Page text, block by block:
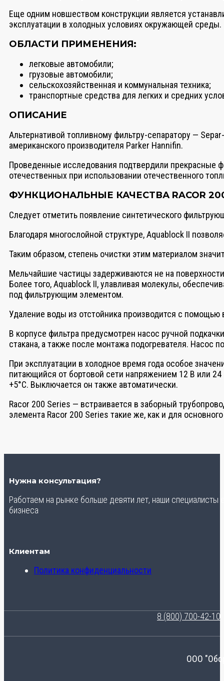
Еще одним новшеством конструкции является
эксплуатации в холодных условиях окружающей среды.
ОБЛАСТИ ПРИМЕНЕНИЯ:
легковые автомобили;
грузовые автомобили;
сельскохозяйственная и коммунальная техника;
транспортные средства для легких и средних
ОПИСАНИЕ
Альтернативой топливному фильтру-сепаратору —
американского производителя Parker Hannifin.
Проведенные исследования подтвердили прекрасные
отечественных при использовании отечественного
ФУНКЦИОНАЛЬНЫЕ КАЧЕСТВА RACOR
Следует отметить появление синтетического
Благодаря многослойной структуре, Aquablock II
Таким образом, степень очистки этим материалом
Мельчайшие частицы задерживаются не на
Более того, Aquablock II, улавливая молекулы,
под фильтрующим элементом.
Удаление воды из отстойника производится с помощью
В корпусе фильтра предусмотрен насос ручной
стакана, а также после монтажа подогревателя. Насос
При эксплуатации в холодное время года особое
питающийся от бортовой сети напряжением 12 В или
+5°С. Выключается он также автоматически.
Racor 200 Series — встраивается в заборный
элемента Racor 200 Series такие же, как и для
Нужна консультация?
Работаем на рынке больше девяти лет, наши
бизнеса
Клиентам
Политика конфиденциальности
8 (800) 700-42-10
ООО